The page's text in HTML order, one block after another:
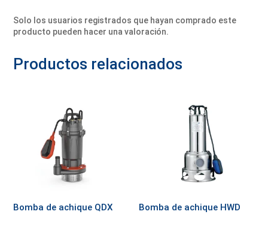
Solo los usuarios registrados que hayan comprado este
producto pueden hacer una valoración.
Productos relacionados
Bomba de achique QDX Bomba de achique HWD